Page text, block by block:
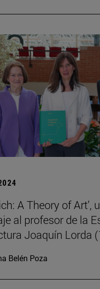
A Theory of Art’,
al profesor de la
Joaquín Lorda
Belén Poza